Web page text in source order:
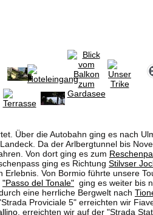
Über die Autobahn ging es nach
Da der Arlbergtunnel bis
Von dort ging es zum
ging es Richtung Stilvser
Erlebnis. Von Bormio führte unsere
"Passo del Tonale" ging es weiter bis
eine herrliche Bergwelt nach
Proviciale 5" erreichten wir
, erreichten wir auf der "Strada